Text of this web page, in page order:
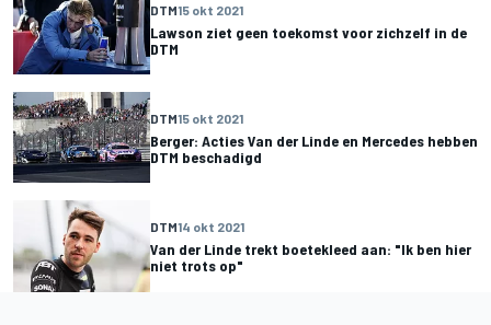
DTM15 okt 2021
Lawson ziet geen toekomst voor zichzelf in de
DTM
DTM15 okt 2021
Berger: Acties Van der Linde en Mercedes hebben
DTM beschadigd
DTM14 okt 2021
Van der Linde trekt boetekleed aan: "Ik ben hier
niet trots op"